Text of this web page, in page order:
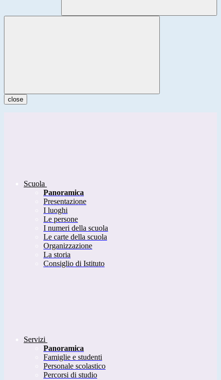
close
Scuola
Panoramica
Presentazione
I luoghi
Le persone
I numeri della scuola
Le carte della scuola
Organizzazione
La storia
Consiglio di Istituto
Servizi
Panoramica
Famiglie e studenti
Personale scolastico
Percorsi di studio